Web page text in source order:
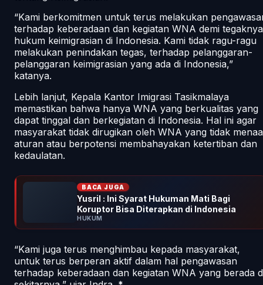
“Kami berkomitmen untuk terus melakukan
terhadap keberadaan dan kegiatan WNA demi tegaknya
hukum keimigrasian di Indonesia. Kami tidak ragu-ragu
melakukan penindakan tegas, terhadap pelanggaran-
pelanggaran keimigrasian yang ada di Indonesia,”
katanya.
Lebih lanjut, Kepala Kantor Imigrasi Tasikmalaya
memastikan bahwa hanya WNA yang berkualitas yang
dapat tinggal dan berkegiatan di Indonesia. Hal ini agar
masyarakat tidak dirugikan oleh WNA yang tidak
aturan atau berpotensi membahayakan ketertiban dan
kedaulatan.
BACA JUGA
Yusril : Ini Syarat Hukuman Mati Bagi
Koruptor Bisa Diterapkan di Indonesia
HUKUM
“Kami juga terus menghimbau kepada masyarakat,
untuk terus berperan aktif dalam hal pengawasan
terhadap keberadaan dan kegiatan WNA yang berada